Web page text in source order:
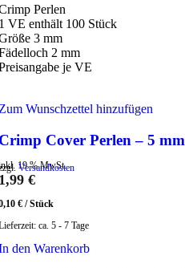
Perlen
VE enthält 100 Stück
3 mm
2 mm
je VE
Wunschzettel hinzufügen
Cover Perlen – 5 mm
19 % MwSt.
Versandkosten
€
€ /Stück
ca. 5 - 7 Tage
den Warenkorb